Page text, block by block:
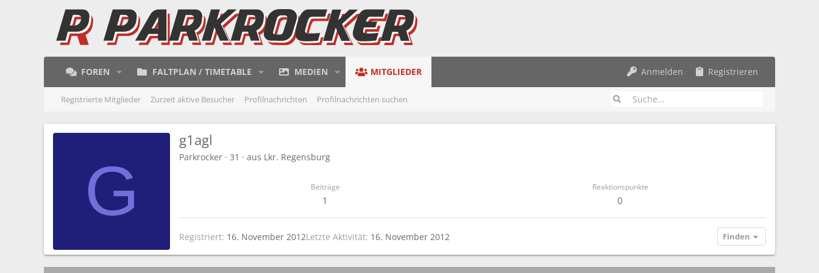
FOREN FALTPLAN / TIMETABLE MEDIEN MITGLIEDER Anmelden Registrieren
Registrierte Mitglieder Zurzeit aktive Besucher Profilnachrichten Profilnachrichten suchen
G
g1agl
Parkrocker · 31 · aus Lkr. Regensburg
Beiträge
1
Reaktionspunkte
0
Registriert 16. November 2012Letzte Aktivität 16. November 2012 Finden